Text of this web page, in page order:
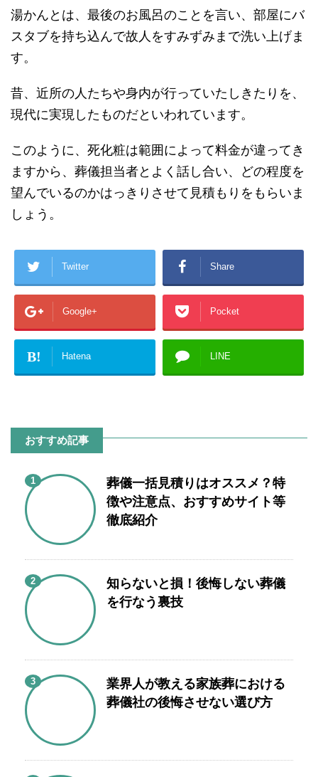
湯かんとは、最後のお風呂のことを言い、部屋にバ
スタブを持ち込んで故人をすみずみまで洗い上げま
す。
昔、近所の人たちや身内が行っていたしきたりを、
現代に実現したものだといわれています。
このように、死化粧は範囲によって料金が違ってき
ますから、葬儀担当者とよく話し合い、どの程度を
望んでいるのかはっきりさせて見積もりをもらいま
しょう。
Twitter Share
Google+ Pocket
B! Hatena LINE
おすすめ記事
1
葬儀一括見積りはオススメ？特
徴や注意点、おすすめサイト等
徹底紹介
2
知らないと損！後悔しない葬儀
を行なう裏技
3
業界人が教える家族葬における
葬儀社の後悔させない選び方